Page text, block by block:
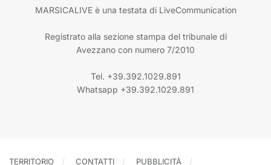
MARSICALIVE è una testata di LiveCommunication
Registrato alla sezione stampa del tribunale di
Avezzano con numero 7/2010
Tel. +39.392.1029.891
Whatsapp +39.392.1029.891
TERRITORIO CONTATTI PUBBLICITÀ